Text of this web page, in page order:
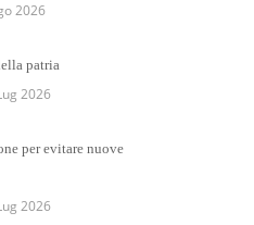
2026
patria
2026
per evitare nuove
2026